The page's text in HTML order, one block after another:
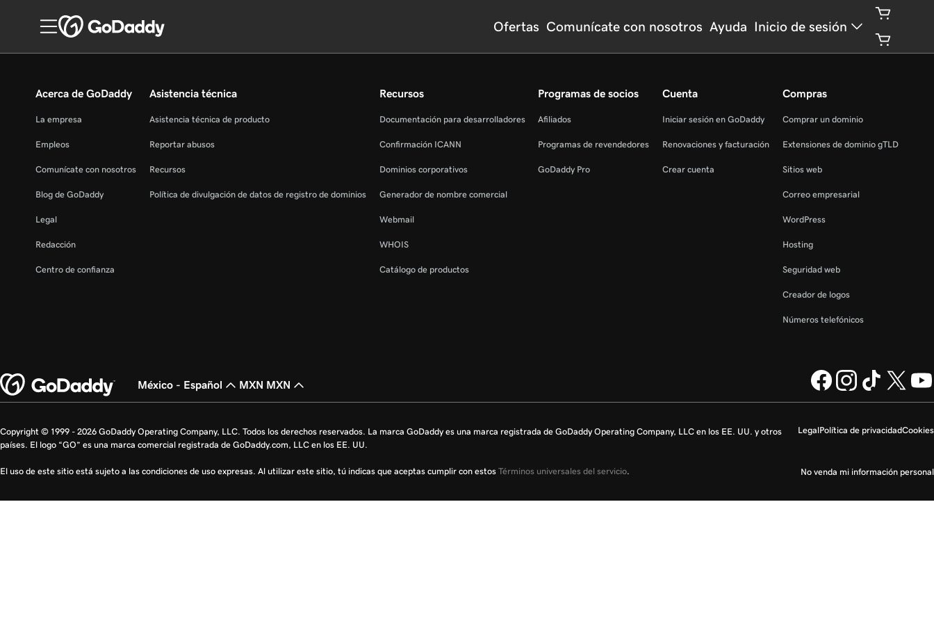
Ofertas Comunícate con nosotros Ayuda Inicio de sesión
Acerca de GoDaddy
La empresa
Empleos
Comunícate con nosotros
Blog de GoDaddy
Legal
Redacción
Centro de confianza
Asistencia técnica
Asistencia técnica de producto
Reportar abusos
Recursos
Política de divulgación de datos de registro de dominios
Recursos
Documentación para desarrolladores
Confirmación ICANN
Dominios corporativos
Generador de nombre comercial
Webmail
WHOIS
Catálogo de productos
Programas de socios
Afiliados
Programas de revendedores
GoDaddy Pro
Cuenta
Iniciar sesión en GoDaddy
Renovaciones y facturación
Crear cuenta
Compras
Comprar un dominio
Extensiones de dominio gTLD
Sitios web
Correo empresarial
WordPress
Hosting
Seguridad web
Creador de logos
Números telefónicos
México - Español MXN MXN
LegalPolítica de privacidadCookies
No venda mi información personal
Copyright © 1999 - 2026 GoDaddy Operating Company, LLC. Todos los derechos reservados. La marca GoDaddy es una marca registrada de GoDaddy Operating Company, LLC en los EE. UU. y otros
países. El logo “GO” es una marca comercial registrada de GoDaddy.com, LLC en los EE. UU.
El uso de este sitio está sujeto a las condiciones de uso expresas. Al utilizar este sitio, tú indicas que aceptas cumplir con estos Términos universales del servicio.